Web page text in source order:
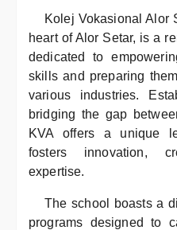
Kolej Vokasional Alor
heart of Alor Setar, is a
dedicated to
skills and preparing
various industries.
bridging the gap
KVA offers a unique
fosters innovation,
expertise.
The school boasts a
programs designed to